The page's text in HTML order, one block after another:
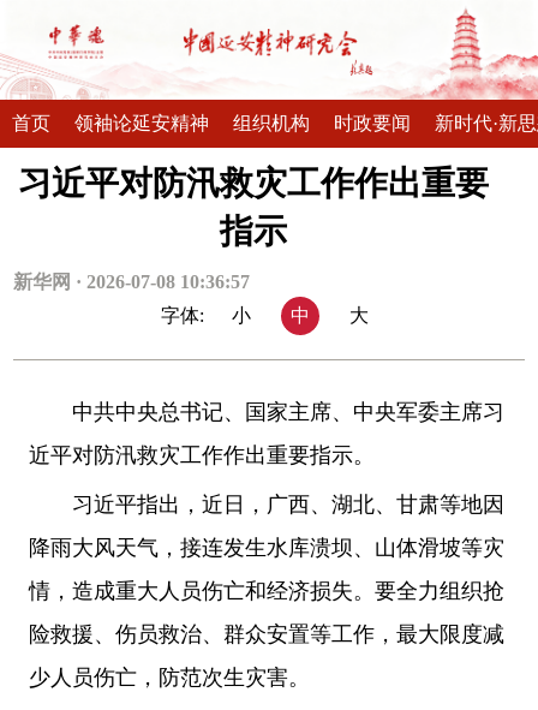
首页 领袖论延安精神 组织机构 时政要闻 新时代·新
习近平对防汛救灾工作作出重要
指示
新华网 · 2026-07-08 10:36:57
字体:
小 中 大
中共中央总书记、国家主席、中央军委主席习
近平对防汛救灾工作作出重要指示。
习近平指出，近日，广西、湖北、甘肃等地因
降雨大风天气，接连发生水库溃坝、山体滑坡等灾
情，造成重大人员伤亡和经济损失。要全力组织抢
险救援、伤员救治、群众安置等工作，最大限度减
少人员伤亡，防范次生灾害。